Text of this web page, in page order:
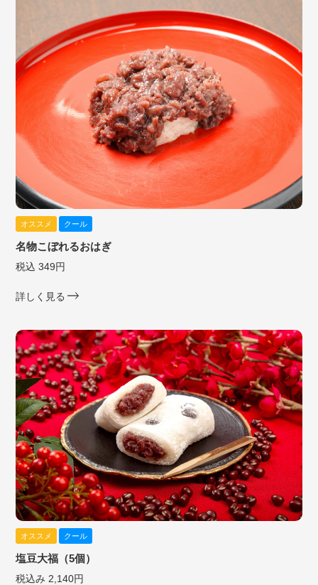
オススメ クール
名物こぼれるおはぎ
税込 349円
詳しく見る
オススメ クール
塩豆大福（5個）
税込み 2,140円